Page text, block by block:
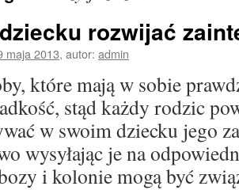
rozwijać
maja 2013, autor: admin
które mają w sobie
stąd każdy rodzic
w swoim dziecku jego
wysyłając je na
i kolonie mogą być